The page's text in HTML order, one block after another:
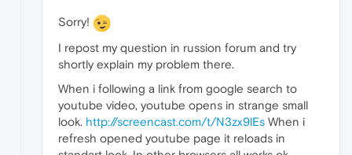
Sorry!
I repost my question in russion forum and try
shortly explain my problem there.
When i following a link from google search to
youtube video, youtube opens in strange small
look. http://screencast.com/t/N3zx9lEs When i
refresh opened youtube page it reloads in